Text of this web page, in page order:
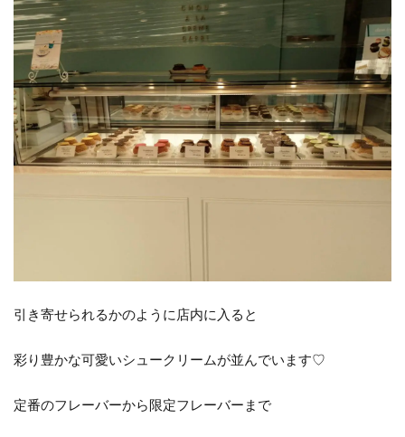
引き寄せられるかのように店内に入ると
彩り豊かな可愛いシュークリームが並んでいます♡
定番のフレーバーから限定フレーバーまで